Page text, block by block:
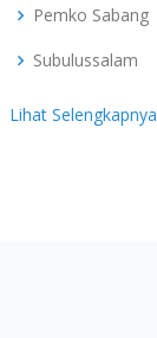
Pemko Sabang
Subulussalam
Lihat Selengkapnya